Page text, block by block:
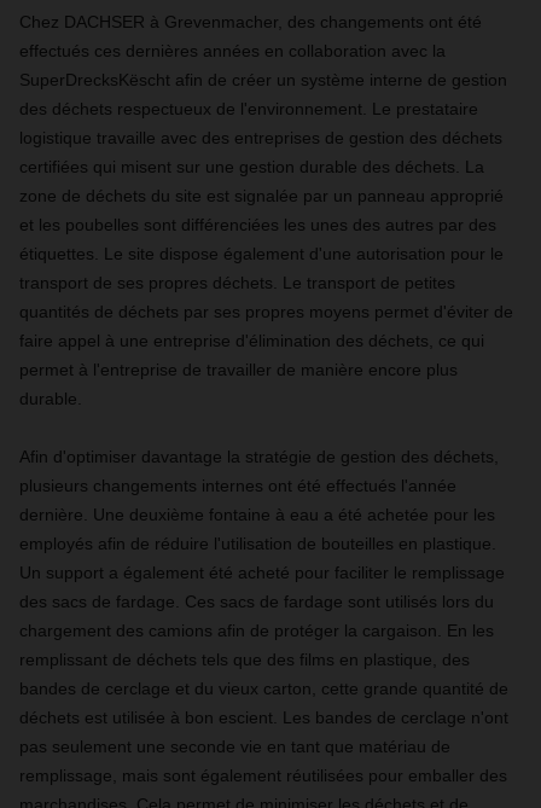
Chez DACHSER à Grevenmacher, des changements ont été
effectués ces dernières années en collaboration avec la
SuperDrecksKëscht afin de créer un système interne de gestion
des déchets respectueux de l'environnement. Le prestataire
logistique travaille avec des entreprises de gestion des déchets
certifiées qui misent sur une gestion durable des déchets. La
zone de déchets du site est signalée par un panneau approprié
et les poubelles sont différenciées les unes des autres par des
étiquettes. Le site dispose également d'une autorisation pour le
transport de ses propres déchets. Le transport de petites
quantités de déchets par ses propres moyens permet d'éviter de
faire appel à une entreprise d'élimination des déchets, ce qui
permet à l'entreprise de travailler de manière encore plus
durable.
Afin d'optimiser davantage la stratégie de gestion des déchets,
plusieurs changements internes ont été effectués l'année
dernière. Une deuxième fontaine à eau a été achetée pour les
employés afin de réduire l'utilisation de bouteilles en plastique.
Un support a également été acheté pour faciliter le remplissage
des sacs de fardage. Ces sacs de fardage sont utilisés lors du
chargement des camions afin de protéger la cargaison. En les
remplissant de déchets tels que des films en plastique, des
bandes de cerclage et du vieux carton, cette grande quantité de
déchets est utilisée à bon escient. Les bandes de cerclage n'ont
pas seulement une seconde vie en tant que matériau de
remplissage, mais sont également réutilisées pour emballer des